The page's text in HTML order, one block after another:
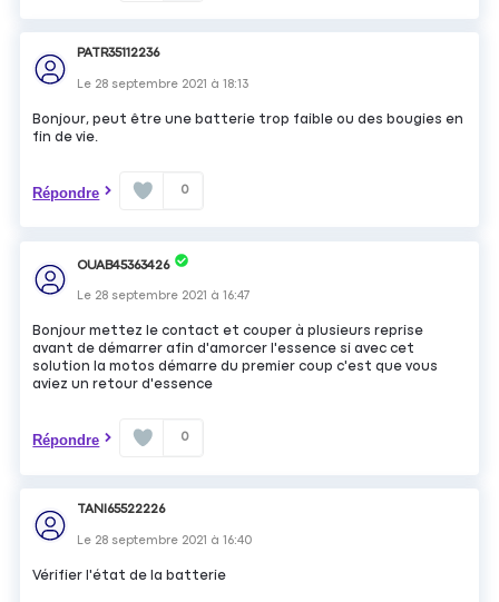
PATR35112236
Le 28 septembre 2021 à18:13
Bonjour, peut être une batterie trop faible ou des bougies en
fin de vie.
Répondre 0
OUAB45363426
Le 28 septembre 2021 à16:47
Bonjour mettez le contact et couper à plusieurs reprise
avant de démarrer afin d'amorcer l'essence si avec cet
solution la motos démarre du premier coup c'est que vous
aviez un retour d'essence
Répondre 0
TANI65522226
Le 28 septembre 2021 à16:40
Vérifier l'état de la batterie